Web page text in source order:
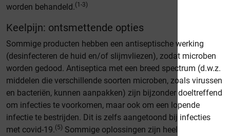
worden behandeld.(1-3)
Keelpijn: ontsmettende opties
Sommige producten hebben een antiseptische werking
(desinfecteren de huid en/of slijmvliezen), zodat microben
worden gedood. Antiseptica met een breed spectrum (d.w.z.
middelen die verschillende soorten microben, zoals virussen
en bacteriën, kunnen aanpakken) zijn bijzonder doeltreffend
om infecties te voorkomen, maar ook om een lopende
infectie te bestrijden. Dit is zelfs aangetoond bij infecties
met covid-19.(5) Sommige oplossingen zijn heel